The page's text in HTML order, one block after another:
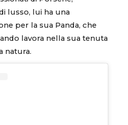
lusso, lui ha una
per la sua Panda, che
lavora nella sua tenuta
natura.